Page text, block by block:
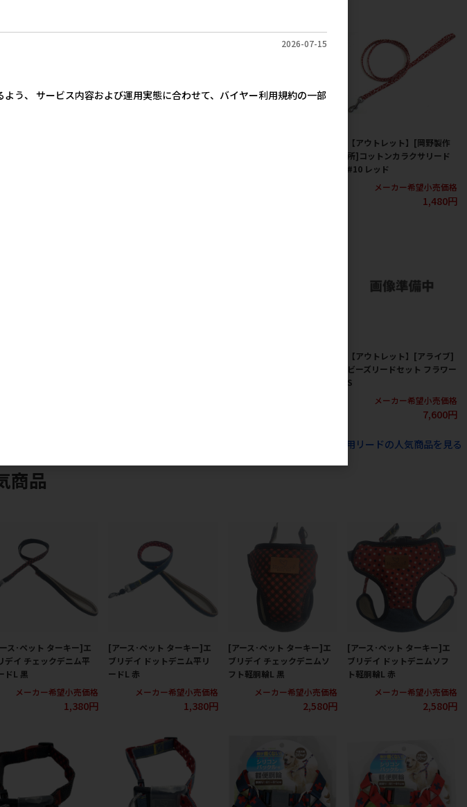
【アウトレット】[岡野製作
所]コットンカラクサリード
#10 レッド
メーカー希望小売価格
1,480円
【アウトレット】[アライブ]
ビーズリードセット フラワー
S
メーカー希望小売価格
7,600円
すべての犬猫用品 犬猫アクセサリー 犬用リードの人気商品を見る
商品
ス･ペット ターキー]エ
デイ チェックデニム平
ドL 黒
メーカー希望小売価格
1,380円
[アース･ペット ターキー]エ
ブリデイ ドットデニム平リ
ードL 赤
メーカー希望小売価格
1,380円
[アース･ペット ターキー]エ
ブリデイ チェックデニムソ
フト軽胴輪L 黒
メーカー希望小売価格
2,580円
[アース･ペット ターキー]エ
ブリデイ ドットデニムソフ
ト軽胴輪L 赤
メーカー希望小売価格
2,580円
2026-07-15
う、 サービス内容および運用実態に合わせて、バイヤー利用規約の一部